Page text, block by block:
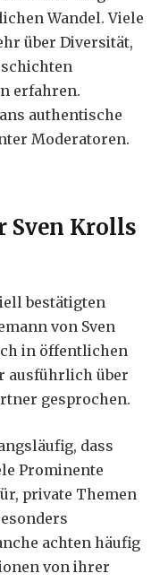
Wandel. Viele
über Diversität,
erfahren.
authentische
Moderatoren.
Sven Krolls
bestätigten
von Sven
in öffentlichen
ausführlich über
gesprochen.
dass
Prominente
private Themen
achten häufig
von ihrer